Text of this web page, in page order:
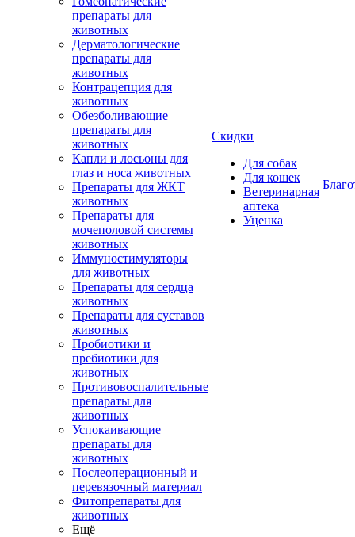
препараты для
животных
Дерматологические
препараты для
животных
Контрацепция для
животных
Обезболивающие
препараты для
животных
Капли и лосьоны для
глаз и носа животных
Препараты для ЖКТ
животных
Препараты для
мочеполовой системы
животных
Иммуностимуляторы
для животных
Препараты для сердца
животных
Препараты для суставов
животных
Пробиотики и
пребиотики для
животных
Противовоспалительные
препараты для
животных
Успокаивающие
препараты для
животных
Послеоперационный и
перевязочный материал
Фитопрепараты для
животных
Ещё
Скидки
Для собак
Для кошек
Ветеринарная
аптека
Уценка